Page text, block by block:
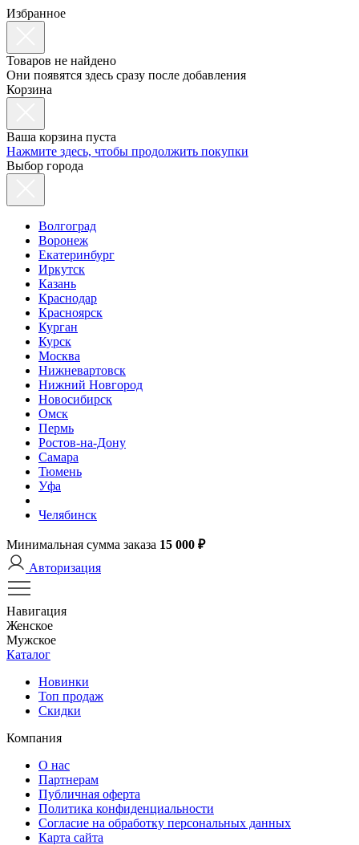
Избранное
Товаров не найдено
Они появятся здесь сразу после добавления
Корзина
Ваша корзина пуста
Нажмите здесь, чтобы продолжить покупки
Выбор города
Волгоград
Воронеж
Екатеринбург
Иркутск
Казань
Краснодар
Красноярск
Курган
Курск
Москва
Нижневартовск
Нижний Новгород
Новосибирск
Омск
Пермь
Ростов-на-Дону
Самара
Тюмень
Уфа
Челябинск
Минимальная сумма заказа 15 000 ₽
Авторизация
Навигация
Женское
Мужское
Каталог
Новинки
Топ продаж
Скидки
Компания
О нас
Партнерам
Публичная оферта
Политика конфиденциальности
Согласие на обработку персональных данных
Карта сайта